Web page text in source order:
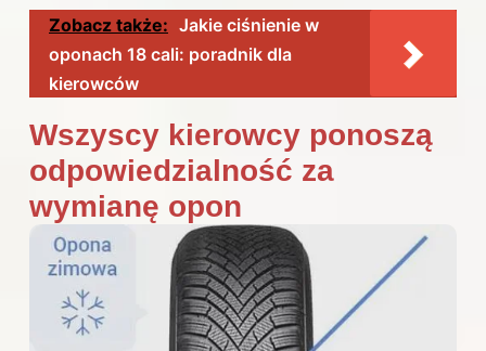
Zobacz także: Jakie ciśnienie w
oponach 18 cali: poradnik dla
kierowców
Wszyscy kierowcy ponoszą
odpowiedzialność za
wymianę opon